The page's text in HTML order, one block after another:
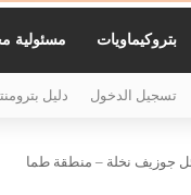
بتروكيماويات مسئولية
تسجيل الدخول دليل
جوزيف نخلة – منطقة طما